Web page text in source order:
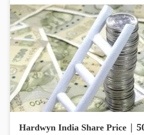
Hardwyn India Share Price |